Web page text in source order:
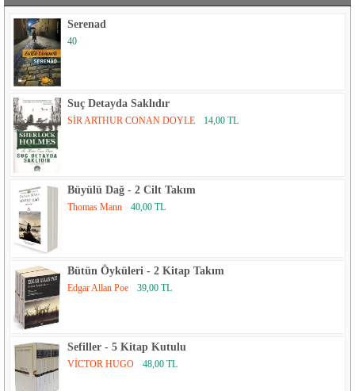
Serenad
40
Suç Detayda Saklıdır
SİR ARTHUR CONAN DOYLE 14,00 TL
Büyülü Dağ - 2 Cilt Takım
Thomas Mann 40,00 TL
Bütün Öyküleri - 2 Kitap Takım
Edgar Allan Poe 39,00 TL
Sefiller - 5 Kitap Kutulu
VİCTOR HUGO 48,00 TL